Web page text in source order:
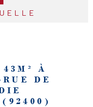
À
DE
(92400)